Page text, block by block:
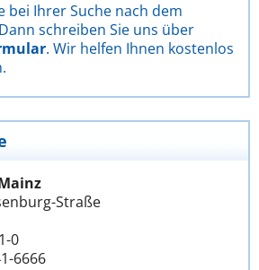
bei Ihrer Suche nach dem
schreiben Sie uns über
. Wir helfen Ihnen kostenlos
Straße
0
6666